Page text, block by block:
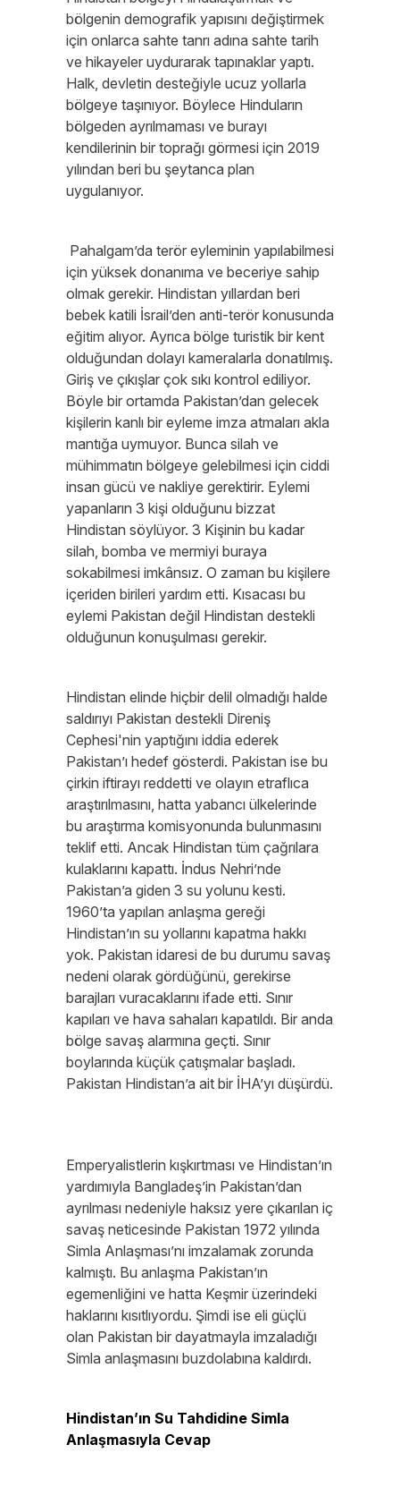
bölgenin demografik yapısını değiştirmek
için onlarca sahte tanrı adına sahte tarih
ve hikayeler uydurarak tapınaklar yaptı.
Halk, devletin desteğiyle ucuz yollarla
bölgeye taşınıyor. Böylece Hinduların
bölgeden ayrılmaması ve burayı
kendilerinin bir toprağı görmesi için 2019
yılından beri bu şeytanca plan
uygulanıyor.
Pahalgam’da terör eyleminin yapılabilmesi
için yüksek donanıma ve beceriye sahip
olmak gerekir. Hindistan yıllardan beri
bebek katili İsrail’den anti-terör konusunda
eğitim alıyor. Ayrıca bölge turistik bir kent
olduğundan dolayı kameralarla donatılmış.
Giriş ve çıkışlar çok sıkı kontrol ediliyor.
Böyle bir ortamda Pakistan’dan gelecek
kişilerin kanlı bir eyleme imza atmaları akla
mantığa uymuyor. Bunca silah ve
mühimmatın bölgeye gelebilmesi için ciddi
insan gücü ve nakliye gerektirir. Eylemi
yapanların 3 kişi olduğunu bizzat
Hindistan söylüyor. 3 Kişinin bu kadar
silah, bomba ve mermiyi buraya
sokabilmesi imkânsız. O zaman bu kişilere
içeriden birileri yardım etti. Kısacası bu
eylemi Pakistan değil Hindistan destekli
olduğunun konuşulması gerekir.
Hindistan elinde hiçbir delil olmadığı halde
saldırıyı Pakistan destekli Direniş
Cephesi'nin yaptığını iddia ederek
Pakistan’ı hedef gösterdi. Pakistan ise bu
çirkin iftirayı reddetti ve olayın etraflıca
araştırılmasını, hatta yabancı ülkelerinde
bu araştırma komisyonunda bulunmasını
teklif etti. Ancak Hindistan tüm çağrılara
kulaklarını kapattı. İndus Nehri’nde
Pakistan’a giden 3 su yolunu kesti.
1960’ta yapılan anlaşma gereği
Hindistan’ın su yollarını kapatma hakkı
yok. Pakistan idaresi de bu durumu savaş
nedeni olarak gördüğünü, gerekirse
barajları vuracaklarını ifade etti. Sınır
kapıları ve hava sahaları kapatıldı. Bir anda
bölge savaş alarmına geçti. Sınır
boylarında küçük çatışmalar başladı.
Pakistan Hindistan’a ait bir İHA’yı düşürdü.
Emperyalistlerin kışkırtması ve Hindistan’ın
yardımıyla Bangladeş’in Pakistan’dan
ayrılması nedeniyle haksız yere çıkarılan iç
savaş neticesinde Pakistan 1972 yılında
Simla Anlaşması’nı imzalamak zorunda
kalmıştı. Bu anlaşma Pakistan’ın
egemenliğini ve hatta Keşmir üzerindeki
haklarını kısıtlıyordu. Şimdi ise eli güçlü
olan Pakistan bir dayatmayla imzaladığı
Simla anlaşmasını buzdolabına kaldırdı.
Hindistan’ın Su Tahdidine Simla
Anlaşmasıyla Cevap